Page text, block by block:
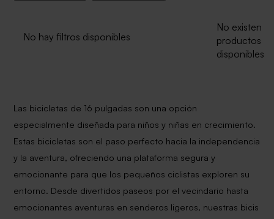
No hay filtros disponibles
No existen
productos
disponibles
Las bicicletas de 16 pulgadas son una opción
especialmente diseñada para niños y niñas en crecimiento.
Estas bicicletas son el paso perfecto hacia la independencia
y la aventura, ofreciendo una plataforma segura y
emocionante para que los pequeños ciclistas exploren su
entorno. Desde divertidos paseos por el vecindario hasta
emocionantes aventuras en senderos ligeros, nuestras bicis